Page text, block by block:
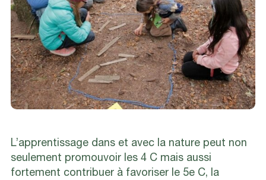
L’apprentissage dans et avec la nature peut non
seulement promouvoir les 4 C mais aussi
fortement contribuer à favoriser le 5e C, la